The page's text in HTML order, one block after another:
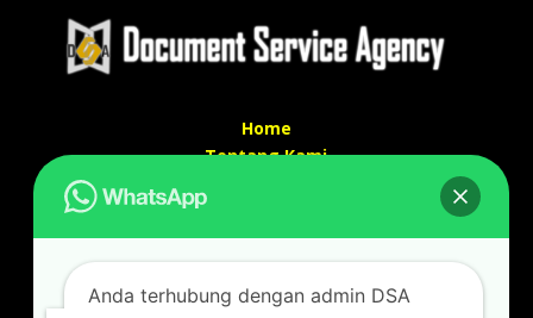
Home
Tentang Kami
Kontak kami
Alamat kantor :
Anda terhubung dengan admin DSA